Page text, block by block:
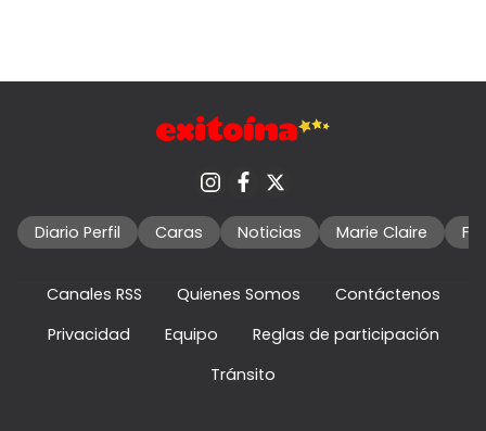
Diario Perfil Caras Noticias Marie Claire
Canales RSS Quienes Somos
Contáctenos
Privacidad
Equipo
Reglas de participación
Tránsito